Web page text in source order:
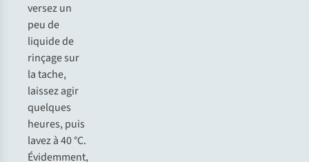
versezun
peude
liquidede
rinçagesur
latache,
laissezagir
quelques
heures,puis
lavezà 40°C.
Évidemment,